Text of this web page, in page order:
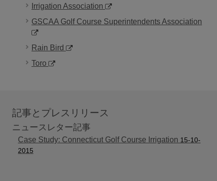
Irrigation Association
GSCAA Golf Course Superintendents Association
Rain Bird
Toro
記事とプレスリリース
ニュースレター記事
Case Study: Connecticut Golf Course Irrigation 15-10-
2015